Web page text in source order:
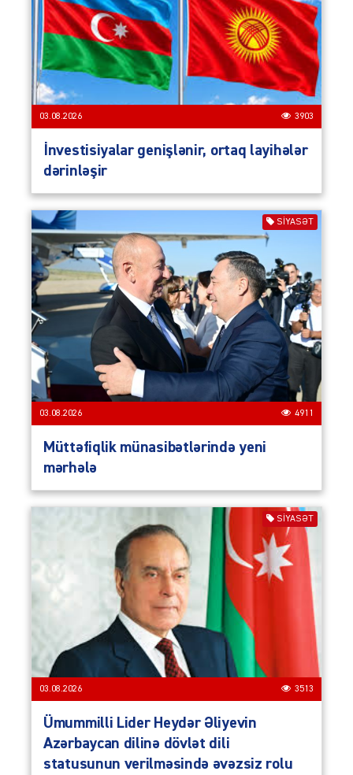
03.08.2026 3903
İnvestisiyalar genişlənir, ortaq layihələr
dərinləşir
SIYASƏT
03.08.2026 4911
Müttəfiqlik münasibətlərində yeni
mərhələ
SIYASƏT
03.08.2026 3513
Ümummilli Lider Heydər Əliyevin
Azərbaycan dilinə dövlət dili
statusunun verilməsində əvəzsiz rolu